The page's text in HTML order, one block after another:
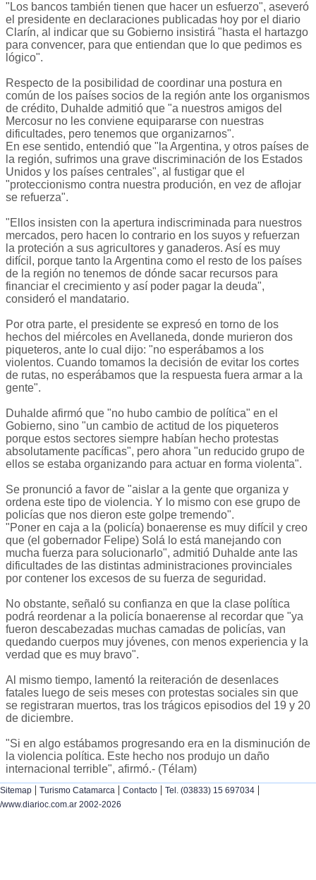
"Los bancos también tienen que hacer un esfuerzo", aseveró
el presidente en declaraciones publicadas hoy por el diario
Clarín, al indicar que su Gobierno insistirá "hasta el hartazgo
para convencer, para que entiendan que lo que pedimos es
lógico".
Respecto de la posibilidad de coordinar una postura en
común de los países socios de la región ante los organismos
de crédito, Duhalde admitió que "a nuestros amigos del
Mercosur no les conviene equipararse con nuestras
dificultades, pero tenemos que organizarnos".
En ese sentido, entendió que "la Argentina, y otros países de
la región, sufrimos una grave discriminación de los Estados
Unidos y los países centrales", al fustigar que el
"proteccionismo contra nuestra produción, en vez de aflojar
se refuerza".
"Ellos insisten con la apertura indiscriminada para nuestros
mercados, pero hacen lo contrario en los suyos y refuerzan
la proteción a sus agricultores y ganaderos. Así es muy
difícil, porque tanto la Argentina como el resto de los países
de la región no tenemos de dónde sacar recursos para
financiar el crecimiento y así poder pagar la deuda",
consideró el mandatario.
Por otra parte, el presidente se expresó en torno de los
hechos del miércoles en Avellaneda, donde murieron dos
piqueteros, ante lo cual dijo: "no esperábamos a los
violentos. Cuando tomamos la decisión de evitar los cortes
de rutas, no esperábamos que la respuesta fuera armar a la
gente".
Duhalde afirmó que "no hubo cambio de política" en el
Gobierno, sino "un cambio de actitud de los piqueteros
porque estos sectores siempre habían hecho protestas
absolutamente pacíficas", pero ahora "un reducido grupo de
ellos se estaba organizando para actuar en forma violenta".
Se pronunció a favor de "aislar a la gente que organiza y
ordena este tipo de violencia. Y lo mismo con ese grupo de
policías que nos dieron este golpe tremendo".
"Poner en caja a la (policía) bonaerense es muy difícil y creo
que (el gobernador Felipe) Solá lo está manejando con
mucha fuerza para solucionarlo", admitió Duhalde ante las
dificultades de las distintas administraciones provinciales
por contener los excesos de su fuerza de seguridad.
No obstante, señaló su confianza en que la clase política
podrá reordenar a la policía bonaerense al recordar que "ya
fueron descabezadas muchas camadas de policías, van
quedando cuerpos muy jóvenes, con menos experiencia y la
verdad que es muy bravo".
Al mismo tiempo, lamentó la reiteración de desenlaces
fatales luego de seis meses con protestas sociales sin que
se registraran muertos, tras los trágicos episodios del 19 y 20
de diciembre.
"Si en algo estábamos progresando era en la disminución de
la violencia política. Este hecho nos produjo un daño
internacional terrible", afirmó.- (Télam)
Sitemap | Turismo Catamarca | Contacto | Tel. (03833) 15 697034 |
/www.diarioc.com.ar 2002-2026